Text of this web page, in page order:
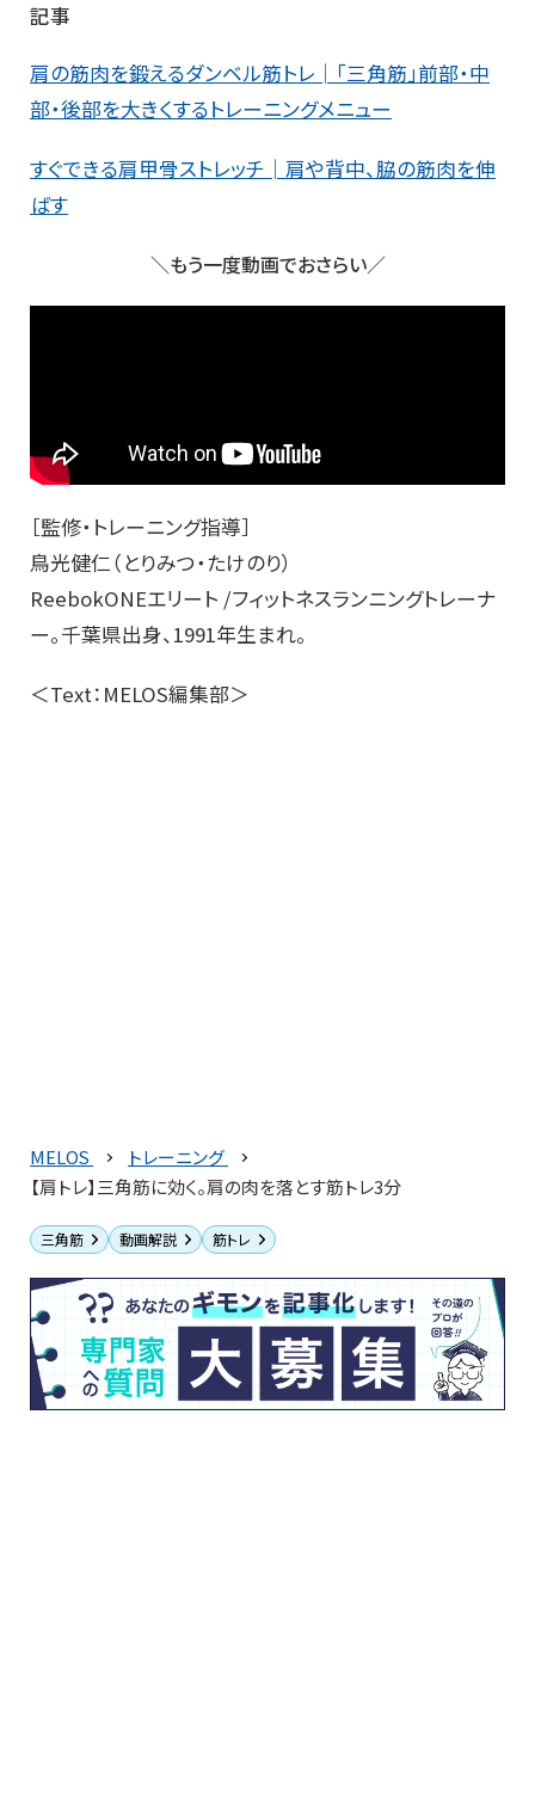
記事
肩の筋肉を鍛えるダンベル筋トレ│「三角筋」前部・中
部・後部を大きくするトレーニングメニュー
すぐできる肩甲骨ストレッチ│肩や背中、脇の筋肉を伸
ばす
＼もう一度動画でおさらい／
［監修・トレーニング指導］
鳥光健仁（とりみつ・たけのり）
ReebokONEエリート /フィットネスランニングトレーナ
ー。千葉県出身、1991年生まれ。
＜Text：MELOS編集部＞
MELOS
トレーニング
【肩トレ】三角筋に効く。肩の肉を落とす筋トレ3分
三角筋 動画解説 筋トレ